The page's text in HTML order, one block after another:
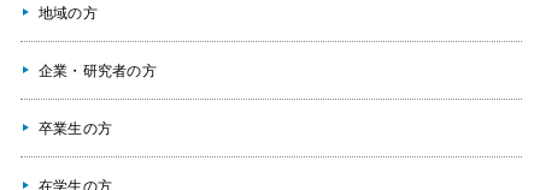
地域の方
企業・研究者の方
卒業生の方
在学生の方